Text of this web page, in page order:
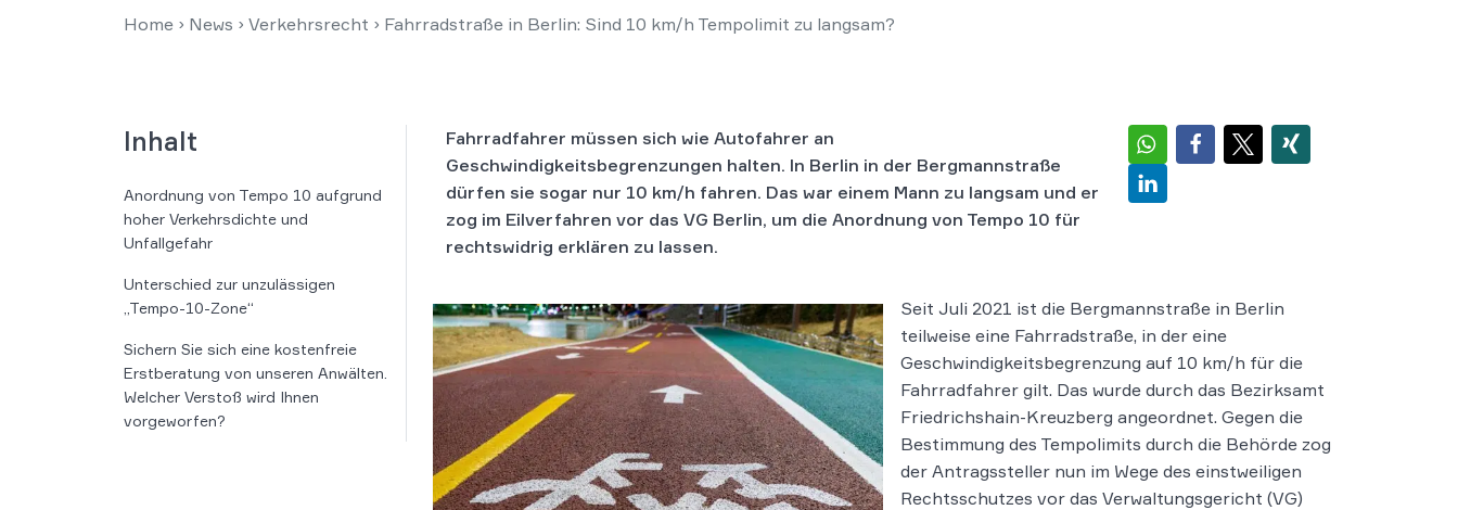
Home › News › Verkehrsrecht › Fahrradstraße in Berlin: Sind 10 km/h Tempolimit zu langsam?
Inhalt
Anordnung von Tempo 10 aufgrund
hoher Verkehrsdichte und
Unfallgefahr
Unterschied zur unzulässigen
„Tempo-10-Zone“
Sichern Sie sich eine kostenfreie
Erstberatung von unseren Anwälten.
Welcher Verstoß wird Ihnen
vorgeworfen?
Fahrradfahrer müssen sich wie Autofahrer an
Geschwindigkeitsbegrenzungen halten. In Berlin in der Bergmannstraße
dürfen sie sogar nur 10 km/h fahren. Das war einem Mann zu langsam und er
zog im Eilverfahren vor das VG Berlin, um die Anordnung von Tempo 10 für
rechtswidrig erklären zu lassen.
Seit Juli 2021 ist die Bergmannstraße in Berlin
teilweise eine Fahrradstraße, in der eine
Geschwindigkeitsbegrenzung auf 10 km/h für die
Fahrradfahrer gilt. Das wurde durch das Bezirksamt
Friedrichshain-Kreuzberg angeordnet. Gegen die
Bestimmung des Tempolimits durch die Behörde zog
der Antragssteller nun im Wege des einstweiligen
Rechtsschutzes vor das Verwaltungsgericht (VG)